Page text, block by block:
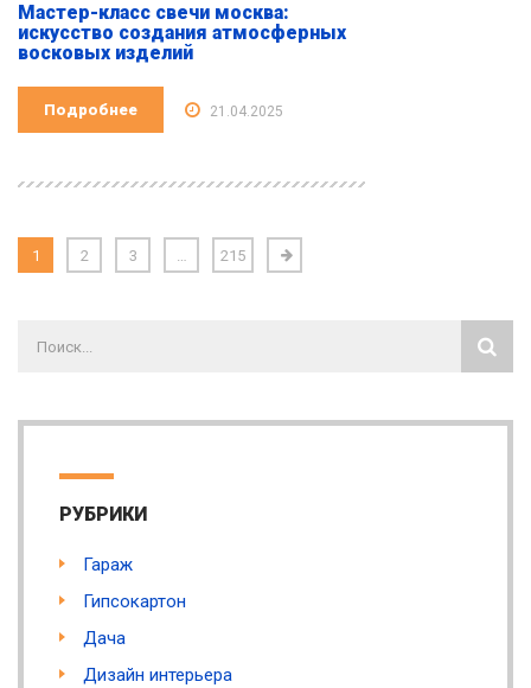
Мастер-класс свечи москва:
искусство создания атмосферных
восковых изделий
Подробнее 21.04.2025
1 2 3 … 215
РУБРИКИ
Гараж
Гипсокартон
Дача
Дизайн интерьера